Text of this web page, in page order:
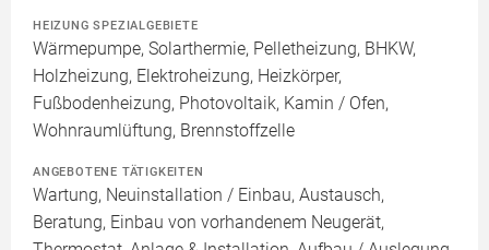
HEIZUNG SPEZIALGEBIETE
Wärmepumpe, Solarthermie, Pelletheizung, BHKW,
Holzheizung, Elektroheizung, Heizkörper,
Fußbodenheizung, Photovoltaik, Kamin / Ofen,
Wohnraumlüftung, Brennstoffzelle
ANGEBOTENE TÄTIGKEITEN
Wartung, Neuinstallation / Einbau, Austausch,
Beratung, Einbau von vorhandenem Neugerät,